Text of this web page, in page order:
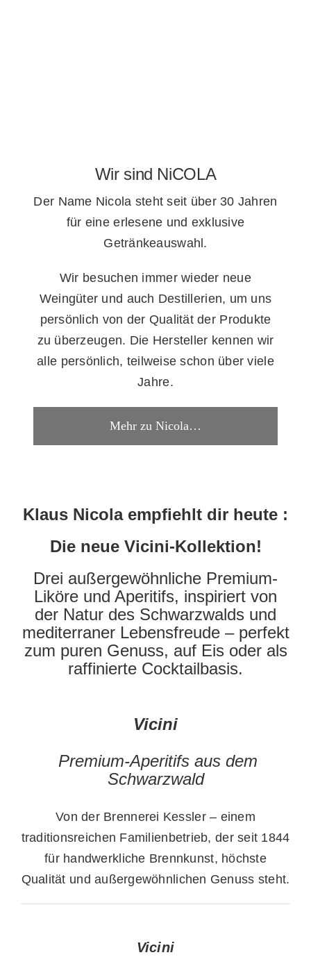
Wir sind NiCOLA
Der Name Nicola steht seit über 30 Jahren
für eine erlesene und exklusive
Getränkeauswahl.
Wir besuchen immer wieder neue
Weingüter und auch Destillerien, um uns
persönlich von der Qualität der Produkte
zu überzeugen. Die Hersteller kennen wir
alle persönlich, teilweise schon über viele
Jahre.
Mehr zu Nicola…
Klaus Nicola empfiehlt dir heute :
Die neue Vicini-Kollektion!
Drei außergewöhnliche Premium-
Liköre und Aperitifs, inspiriert von
der Natur des Schwarzwalds und
mediterraner Lebensfreude – perfekt
zum puren Genuss, auf Eis oder als
raffinierte Cocktailbasis.
Vicini
Premium-Aperitifs aus dem
Schwarzwald
Von der Brennerei Kessler – einem
traditionsreichen Familienbetrieb, der seit 1844
für handwerkliche Brennkunst, höchste
Qualität und außergewöhnlichen Genuss steht.
Vicini